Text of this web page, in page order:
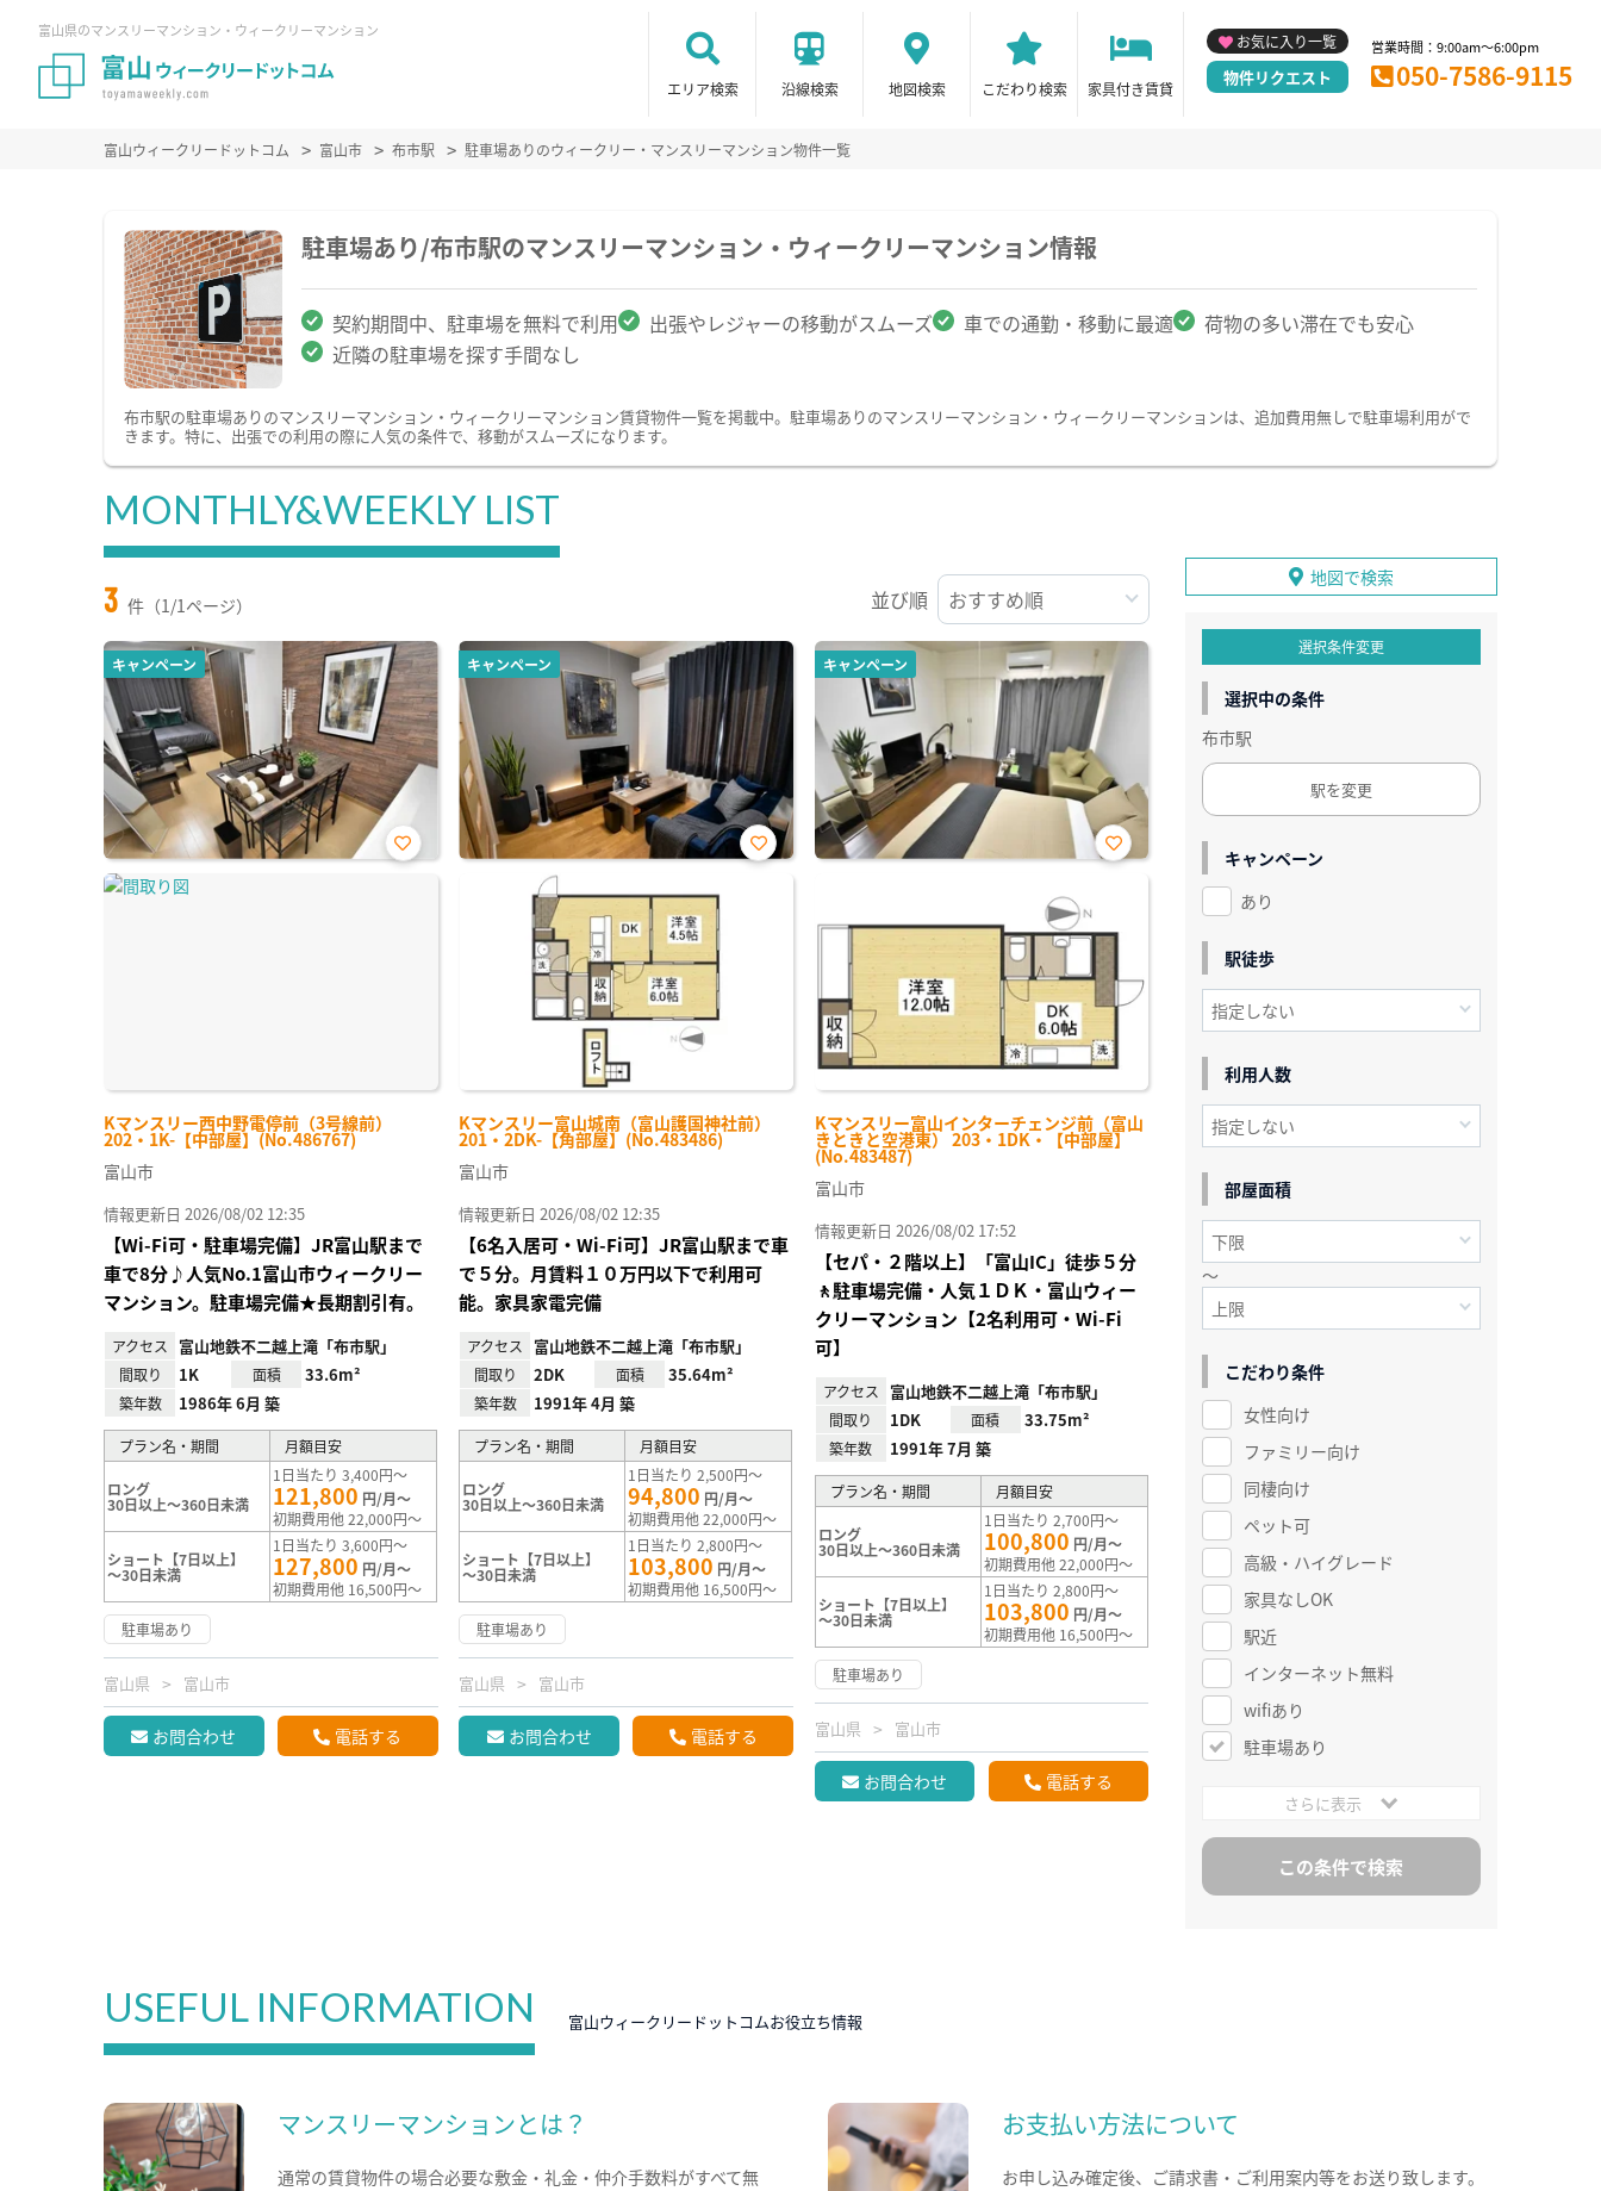
富山県のマンスリーマンション・ウィークリーマンション
エリア検索 沿線検索 地図検索 こだわり検索 家具付き賃貸
お気に入り一覧
物件リクエスト
営業時間：9:00am～6:00pm
050-7586-9115
富山ウィークリードットコム 富山市 布市駅 駐車場ありのウィークリー・マンスリーマンション物件一覧
駐車場あり/布市駅のマンスリーマンション・ウィークリーマンション情報
契約期間中、駐車場を無料で利用 出張やレジャーの移動がスムーズ 車での通勤・移動に最適
荷物の多い滞在でも安心
近隣の駐車場を探す手間なし
布市駅の駐車場ありのマンスリーマンション・ウィークリーマンション賃貸物件一覧を掲載中。駐車場ありのマンスリーマンション・ウィークリーマンションは、追加費用無しで駐車場利用がで
きます。特に、出張での利用の際に人気の条件で、移動がスムーズになります。
MONTHLY&WEEKLY LIST
3 件（1/1ページ） 並び順
キャンペーン
Kマンスリー西中野電停前（3号線前）
202・1K-【中部屋】(No.486767)
お気
富山市
情報更新日 2026/08/02 12:35
【Wi-Fi可・駐車場完備】JR富山駅まで
車で8分♪人気No.1富山市ウィークリー
マンション。駐車場完備★長期割引有。
アクセス 富山地鉄不二越上滝「布市駅」
間取り 1K 面積 33.6m²
築年数 1986年 6月 築
プラン名・期間 月額目安
ロング
30日以上～360日未満
1日当たり 3,400円～
121,800 円/月～
初期費用他 22,000円～
ショート【7日以上】
～30日未満
1日当たり 3,600円～
127,800 円/月～
初期費用他 16,500円～
駐車場あり
富山県 富山市
お問合わせ 電話する
キャンペーン
Kマンスリー富山城南（富山護国神社前）
201・2DK-【角部屋】(No.483486)
お気
富山市
情報更新日 2026/08/02 12:35
【6名入居可・Wi-Fi可】JR富山駅まで車
で５分。月賃料１０万円以下で利用可
能。家具家電完備
アクセス 富山地鉄不二越上滝「布市駅」
間取り 2DK 面積 35.64m²
築年数 1991年 4月 築
プラン名・期間 月額目安
ロング
30日以上～360日未満
1日当たり 2,500円～
94,800 円/月～
初期費用他 22,000円～
ショート【7日以上】
～30日未満
1日当たり 2,800円～
103,800 円/月～
初期費用他 16,500円～
駐車場あり
富山県 富山市
お問合わせ 電話する
キャンペーン
Kマンスリー富山インターチェンジ前（富山
きときと空港東） 203・1DK・【中部屋】
(No.483487)
お気
富山市
情報更新日 2026/08/02 17:52
【セパ・２階以上】「富山IC」徒歩５分
🚶駐車場完備・人気１ＤＫ・富山ウィー
クリーマンション【2名利用可・Wi-Fi
可】
アクセス 富山地鉄不二越上滝「布市駅」
間取り 1DK 面積 33.75m²
築年数 1991年 7月 築
プラン名・期間 月額目安
ロング
30日以上～360日未満
1日当たり 2,700円～
100,800 円/月～
初期費用他 22,000円～
ショート【7日以上】
～30日未満
1日当たり 2,800円～
103,800 円/月～
初期費用他 16,500円～
駐車場あり
富山県 富山市
お問合わせ 電話する
地図で検索
選択条件変更
選択中の条件
布市駅
駅を変更
キャンペーン
あり
駅徒歩
利用人数
部屋面積
～
こだわり条件
女性向け
ファミリー向け
同棲向け
ペット可
高級・ハイグレード
家具なしOK
駅近
インターネット無料
wifiあり
駐車場あり
さらに表示
USEFUL INFORMATION 富山ウィークリードットコムお役立ち情報
マンスリーマンションとは？
通常の賃貸物件の場合必要な敷金・礼金・仲介手数料がすべて無
お支払い方法について
お申し込み確定後、ご請求書・ご利用案内等をお送り致します。